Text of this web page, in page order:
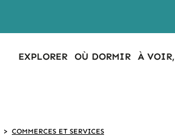
EXPLORER OÙ DORMIR À
> COMMERCES ET SERVICES